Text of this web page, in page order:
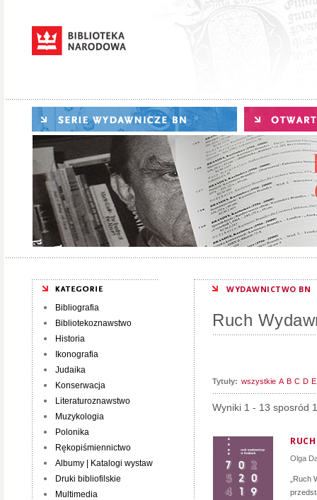
Bibliografia
Bibliotekoznawstwo
Historia
Ikonografia
Judaika
Konserwacja
Literaturoznawstwo
Muzykologia
Polonika
Rękopiśmiennictwo
Albumy | Katalogi wystaw
Druki bibliofilskie
Multimedia
WYDAWNICTWO BN
Ruch
Tytuły: wszystkie A B C D E
Wyniki 1 - 13 sposród
Olga